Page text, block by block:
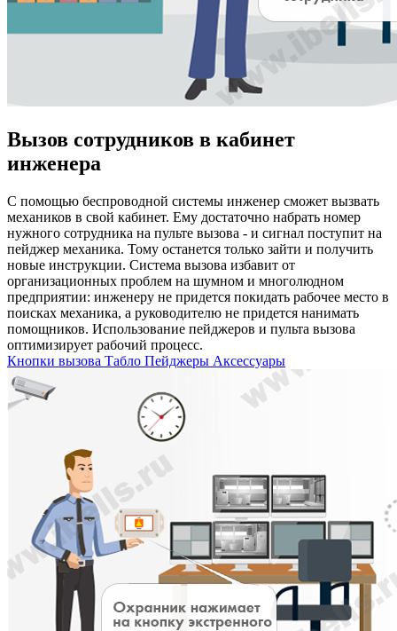
Вызов сотрудников в кабинет
инженера
С помощью беспроводной системы инженер сможет вызвать
механиков в свой кабинет. Ему достаточно набрать номер
нужного сотрудника на пульте вызова - и сигнал поступит на
пейджер механика. Тому останется только зайти и получить
новые инструкции. Система вызова избавит от
организационных проблем на шумном и многолюдном
предприятии: инженеру не придется покидать рабочее место в
поисках механика, а руководителю не придется нанимать
помощников. Использование пейджеров и пульта вызова
оптимизирует рабочий процесс.
Кнопки вызова Табло Пейджеры Аксессуары